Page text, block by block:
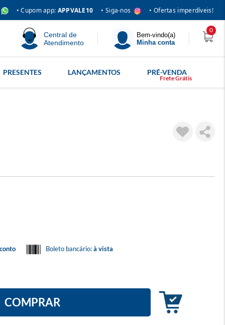
• Cupom app: APPVALE10 • Siga-nos • Ofertas imperdíveis!
Central de
Atendimento
Bem-vindo(a)
Minha conta
0
PRESENTES LANÇAMENTOS PRÉ-VENDA
Boleto bancário:à vista
COMPRAR